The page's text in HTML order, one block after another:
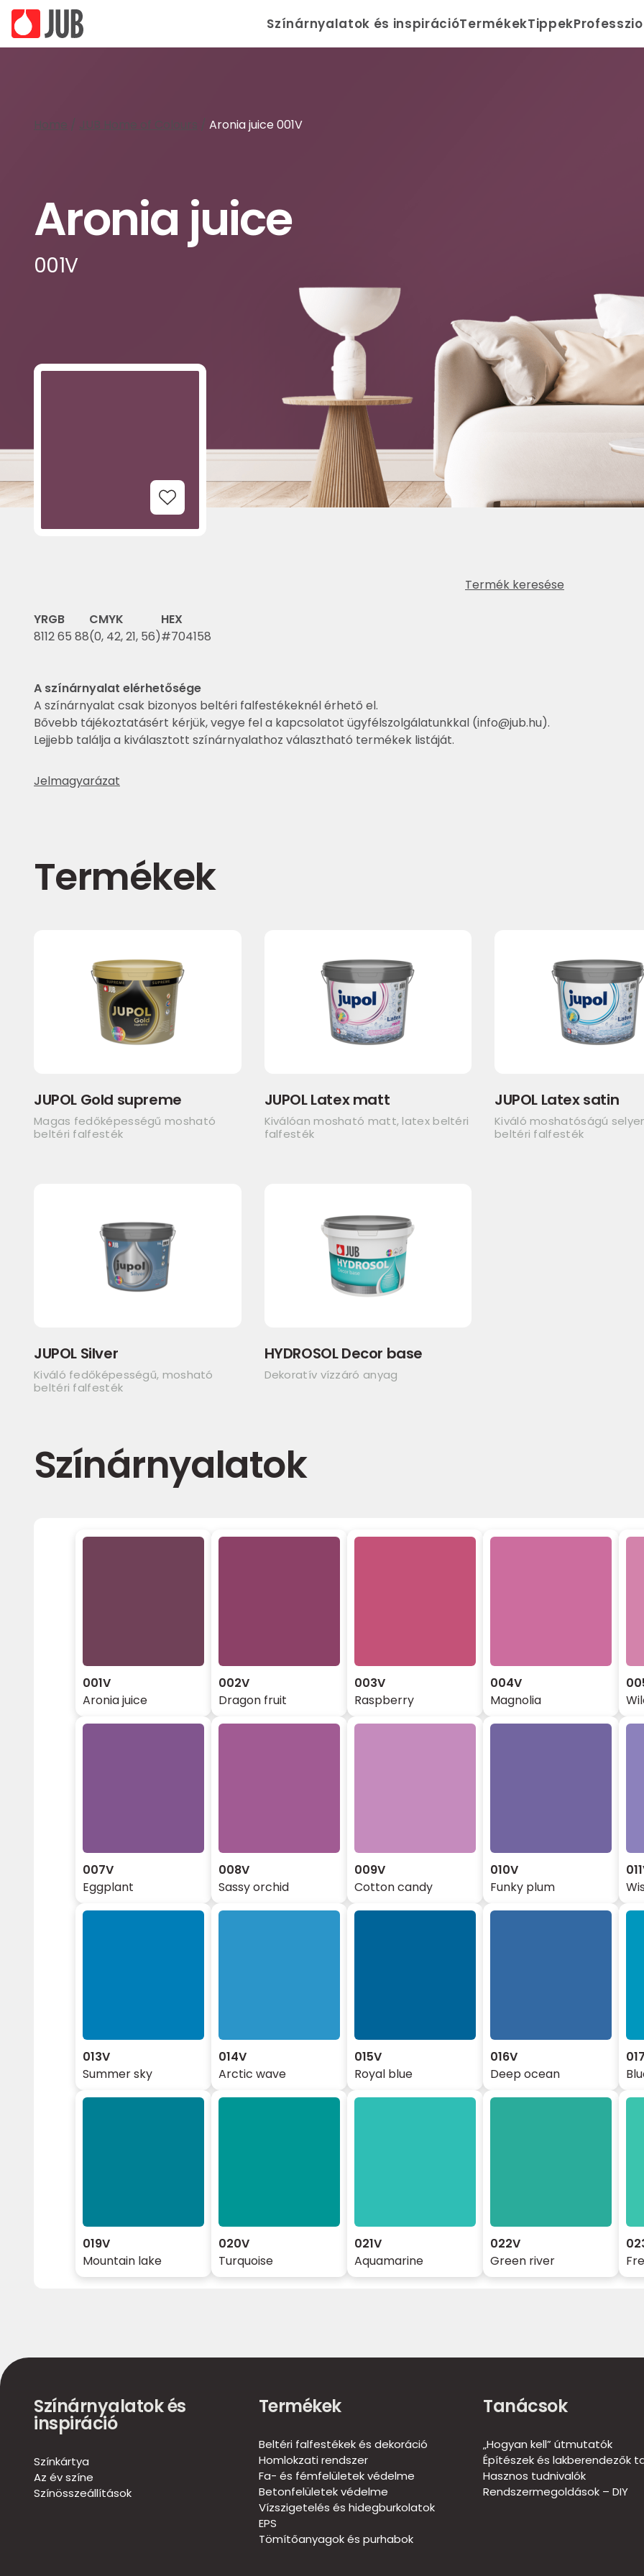
Színárnyalatok és inspirációTermékekTippek
Home / JUB Home of Colours / Aronia juice 001V
Aronia juice
001V
Add to Wishlist
Termék keresése
Y
8
RGB
112 65 88
CMYK
(0, 42, 21, 56)
HEX
#704158
A színárnyalat elérhetősége
A színárnyalat csak bizonyos beltéri falfestékeknél érhető el.
Bővebb tájékoztatásért kérjük, vegye fel a kapcsolatot ügyfélszolgálatunkkal (info@jub.hu).
Lejjebb találja a kiválasztott színárnyalathoz választható termékek listáját.
Jelmagyarázat
Termékek
JUPOL Gold supreme
Magas fedőképességű mosható
beltéri falfesték
JUPOL Latex matt
Kiválóan mosható matt, latex beltéri
falfesték
JUPOL Latex satin
Kiváló moshatóságú
beltéri falfesték
JUPOL Silver
Kiváló fedőképességű, mosható
beltéri falfesték
HYDROSOL Decor base
Dekoratív vízzáró anyag
Színárnyalatok
001V
Aronia juice
002V
Dragon fruit
003V
Raspberry
004V
Magnolia
007V
Eggplant
008V
Sassy orchid
009V
Cotton candy
010V
Funky plum
013V
Summer sky
014V
Arctic wave
015V
Royal blue
016V
Deep ocean
019V
Mountain lake
020V
Turquoise
021V
Aquamarine
022V
Green river
Színárnyalatok és
inspiráció
Színkártya
Az év színe
Színösszeállítások
Termékek
Beltéri falfestékek és dekoráció
Homlokzati rendszer
Fa- és fémfelületek védelme
Betonfelületek védelme
Vízszigetelés és hidegburkolatok
EPS
Tömítőanyagok és purhabok
Tanácsok
„Hogyan kell” útmutatók
Építészek és lakberendezők
Hasznos tudnivalók
Rendszermegoldások – DIY